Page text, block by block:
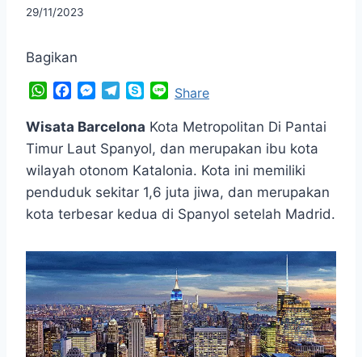
By
29/11/2023
Bagikan
W
a
t
A
p
p
c
e
o
o
k
M
s
s
n
g
e
l
e
r
a
m
y
p
n
e
Share
Wisata Barcelona Kota Metropolitan Di Pantai
Timur Laut Spanyol, dan merupakan ibu kota
wilayah otonom Katalonia. Kota ini memiliki
penduduk sekitar 1,6 juta jiwa, dan merupakan
kota terbesar kedua di Spanyol setelah Madrid.